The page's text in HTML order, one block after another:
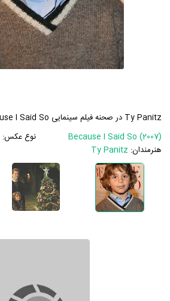
Ty Panitz در صحنه فیلم سینمایی Because I Said So
Because I Said So (2007)
نوع عکس:
هنرمندان:Ty Panitz